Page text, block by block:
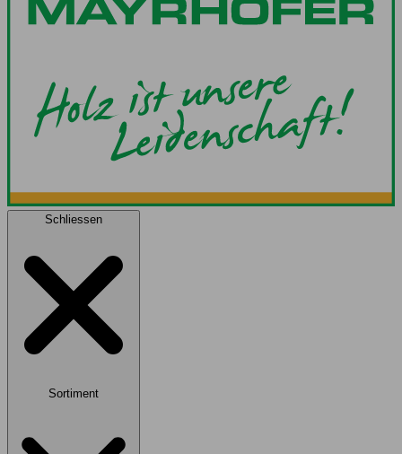
Schliessen
Sortiment